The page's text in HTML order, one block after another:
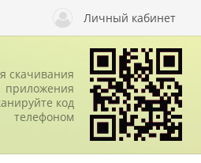
скачивания
приложения
код
телефоном
Личный кабинет